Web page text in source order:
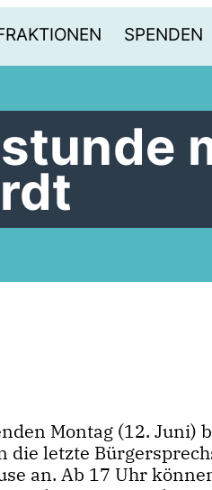
SPENDEN
Montag (12. Juni)
die letzte
an. Ab 17 Uhr